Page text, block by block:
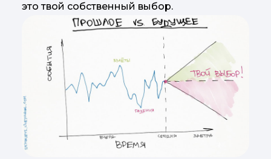
это твой собственный выбор.